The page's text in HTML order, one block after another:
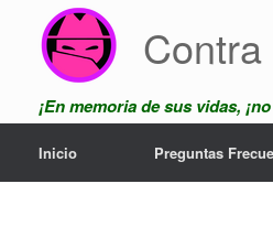
content
¡En memoria de sus vidas,
Inicio Preguntas